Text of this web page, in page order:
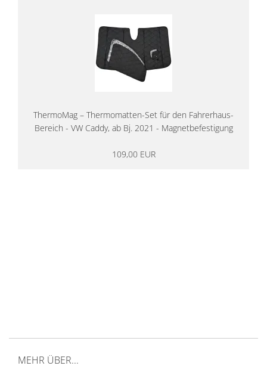
ThermoMag – Thermomatten-Set für den Fahrerhaus-
Bereich - VW Caddy, ab Bj. 2021 - Magnetbefestigung
109,00 EUR
MEHR ÜBER...